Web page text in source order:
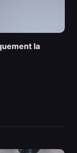
la